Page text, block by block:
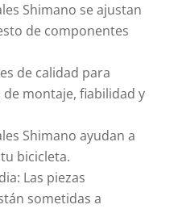
Shimano se ajustan
de componentes
de calidad para
montaje, fiabilidad y
Shimano ayudan a
bicicleta.
Las piezas
sometidas a